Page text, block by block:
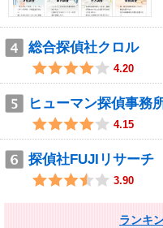
総合探偵社クロル
4.20
ヒューマン探偵事務
4.15
探偵社FUJIリサーチ
3.90
ランキ